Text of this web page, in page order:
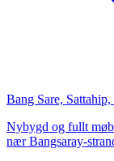
Bang Sare,
Nybygd og fullt
nær Bangsaray-